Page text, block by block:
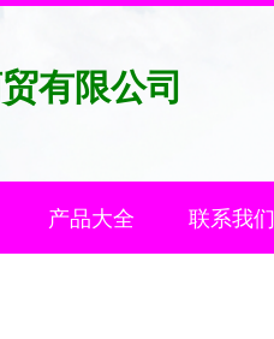
有限公司
产品大全 联系我们